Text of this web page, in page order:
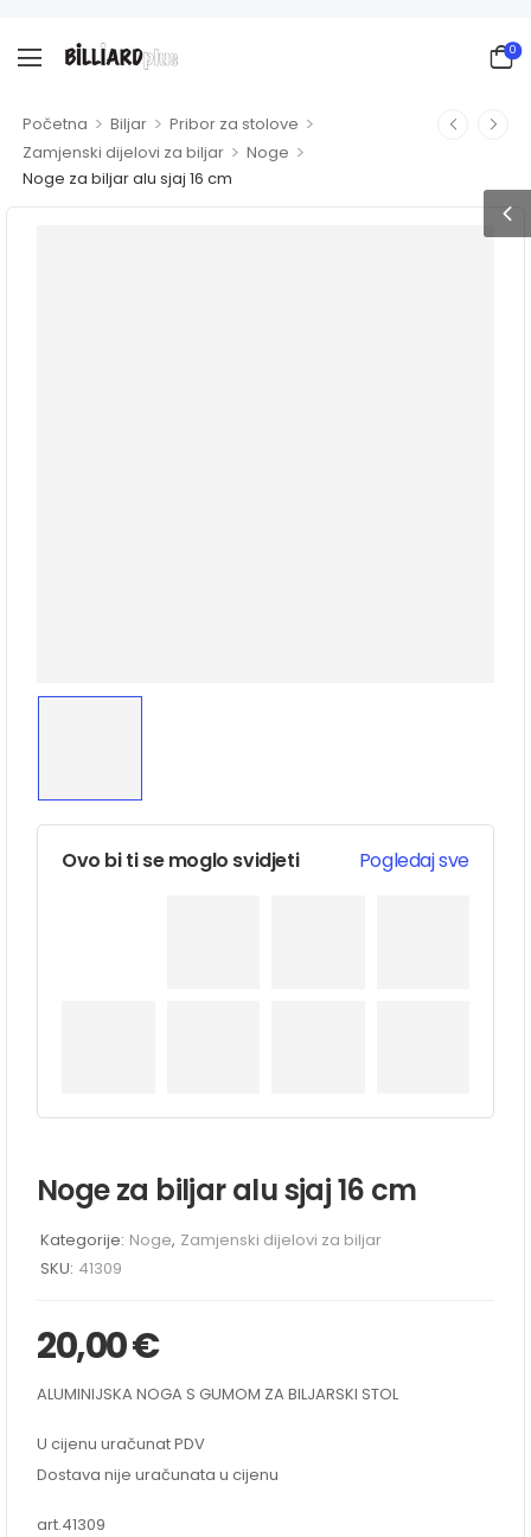
0
Početna > Biljar > Pribor za stolove >
Zamjenski dijelovi za biljar > Noge >
Noge za biljar alu sjaj 16 cm
Ovo bi ti se moglo svidjeti Pogledaj sve
Noge za biljar alu sjaj 16 cm
Kategorije: Noge, Zamjenski dijelovi za biljar
SKU: 41309
20,00€
ALUMINIJSKA NOGA S GUMOM ZA BILJARSKI STOL
U cijenu uračunat PDV
Dostava nije uračunata u cijenu
art.41309